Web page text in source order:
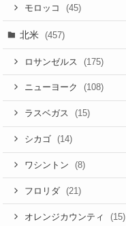
モロッコ (45)
北米 (457)
ロサンゼルス (175)
ニューヨーク (108)
ラスベガス (15)
シカゴ (14)
ワシントン (8)
フロリダ (21)
オレンジカウンティ (15)